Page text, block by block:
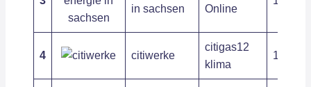
in sachsen
Online
4 citiwerke
citigas12
klima
12,03 ct